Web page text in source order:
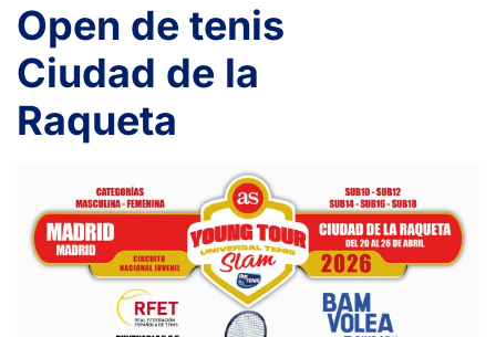
Open de tenis
Ciudad de la
Raqueta